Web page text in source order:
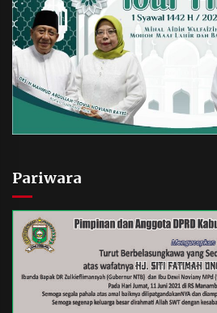
Pariwara